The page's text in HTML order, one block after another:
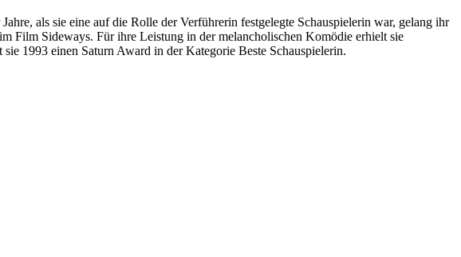
als sie eine auf die Rolle der Verführerin festgelegte Schauspielerin war, gelang ihr
Film Sideways. Für ihre Leistung in der melancholischen Komödie erhielt sie
1993 einen Saturn Award in der Kategorie Beste Schauspielerin.